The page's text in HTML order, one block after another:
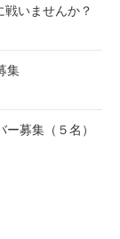
いませんか？
集
募集（５名）